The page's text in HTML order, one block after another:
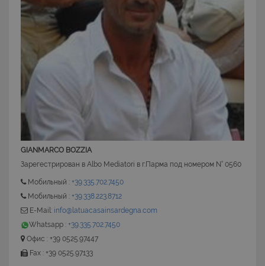
GIANMARCO BOZZIA
Зарегестрирован в Albo Mediatori в г.Парма под номером N° 0560
Мобильный : +39.335.702.7450
Мобильный : +39.338.223.8712
E-Mail: info@latuacasainsardegna.com
Whatsapp : +39.335.702.7450
Офис : +39 0525.97447
Fax : +39 0525.97133
CookieScriptConsent
www.latuacasainsardegna.com
6 mesi 5
giorni